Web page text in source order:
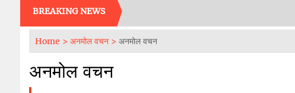
BREAKING NEWS
Home > अनमोल वचन > अनमोल वचन
अनमोल वचन